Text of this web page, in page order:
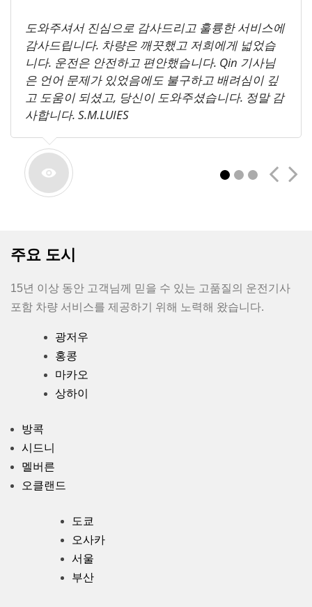
도와주셔서 진심으로 감사드리고 훌륭한 서비스에
감사드립니다. 차량은 깨끗했고 저희에게 넓었습
니다. 운전은 안전하고 편안했습니다. Qin 기사님
은 언어 문제가 있었음에도 불구하고 배려심이 깊
고 도움이 되셨고, 당신이 도와주셨습니다. 정말 감
사합니다. S.M.LUIES
해 주셔서 감사합니다. 모든 것이 완벽했습니다.
이트를 통해 고객을 확보하시길 바랍니다. Patty De
Biasi
어제 판다와 도시를 보느라 매우 바쁜 하루를 보낸
후 공항 이동 서비스에 대해 매우 감사하다고 말씀
드리고 싶었습니다. Chen 씨는 저희가 짐을 찾은 직
후 바로 저희를 찾았고, 매우 친절했으며 짐을 도와
즐거운 운전 스타일을 가지고 있었습니다. Holger
정말 감사합니다!
2 3
주요 도시
15년 이상 동안 고객님께 믿을 수 있는 고품질의 운전기사
포함 차량 서비스를 제공하기 위해 노력해 왔습니다.
광저우
홍콩
마카오
상하이
방콕
시드니
멜버른
오클랜드
도쿄
오사카
서울
부산